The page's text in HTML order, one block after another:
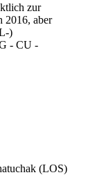
zur
2016, aber
- CU -
(LOS)